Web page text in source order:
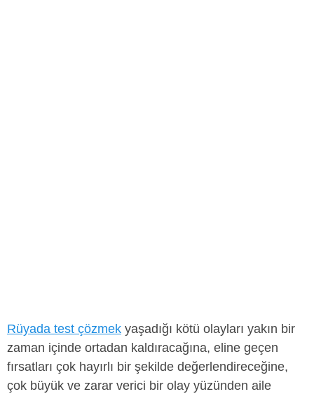
Rüyada test çözmek yaşadığı kötü olayları yakın bir
zaman içinde ortadan kaldıracağına, eline geçen
fırsatları çok hayırlı bir şekilde değerlendireceğine,
çok büyük ve zarar verici bir olay yüzünden aile